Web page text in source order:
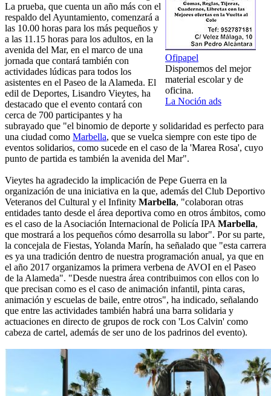
Ofipapel
Disponemos del mejor
material escolar y de
oficina.
La Noción ads
La prueba, que cuenta un año más con el
respaldo del Ayuntamiento, comenzará a
las 10.00 horas para los más pequeños y
a las 11.15 horas para los adultos, en la
avenida del Mar, en el marco de una
jornada que contará también con
actividades lúdicas para todos los
asistentes en el Paseo de la Alameda. El
edil de Deportes, Lisandro Vieytes, ha
destacado que el evento contará con
cerca de 700 participantes y ha
subrayado que "el binomio de deporte y solidaridad es perfecto para
una ciudad como Marbella, que se vuelca siempre con este tipo de
eventos solidarios, como sucede en el caso de la 'Marea Rosa', cuyo
punto de partida es también la avenida del Mar".
Vieytes ha agradecido la implicación de Pepe Guerra en la
organización de una iniciativa en la que, además del Club Deportivo
Veteranos del Cultural y el Infinity Marbella, "colaboran otras
entidades tanto desde el área deportiva como en otros ámbitos, como
es el caso de la Asociación Internacional de Policía IPA Marbella,
que mostrará a los pequeños cómo desarrolla su labor". Por su parte,
la concejala de Fiestas, Yolanda Marín, ha señalado que "esta carrera
es ya una tradición dentro de nuestra programación anual, ya que en
el año 2017 organizamos la primera verbena de AVOI en el Paseo
de la Alameda". "Desde nuestra área contribuimos con ellos con lo
que precisan como es el caso de animación infantil, pinta caras,
animación y escuelas de baile, entre otros", ha indicado, señalando
que entre las actividades también habrá una barra solidaria y
actuaciones en directo de grupos de rock con 'Los Calvin' como
cabeza de cartel, además de ser uno de los padrinos del evento).